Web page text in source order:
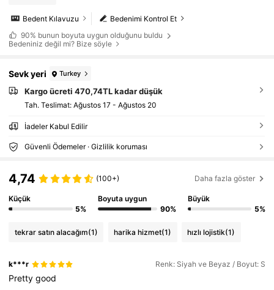
Bedenimi Kontrol Et
Bedent Kılavuzu
90% bunun boyuta uygun olduğunu buldu
Bedeniniz değil mi? Bize söyle
Sevk yeri Turkey
Kargo ücreti 470,74TL kadar düşük
Tah. Teslimat: Ağustos 17 - Ağustos 20
İadeler Kabul Edilir
Güvenli Ödemeler · Gizlilik koruması
4,74 (100+) Daha fazla göster
Küçük
5%
Boyuta uygun
90%
Büyük
5%
tekrar satın alacağım(1) harika hizmet(1) hızlı lojistik(1)
k***r Renk: Siyah ve Beyaz / Boyut: S
Prettygood